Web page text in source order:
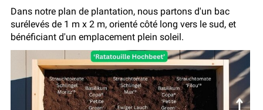
Dans notre plan de plantation, nous partons d'un bac
surélevés de 1 m x 2 m, orienté côté long vers le sud, et
bénéficiant d'un emplacement plein soleil.